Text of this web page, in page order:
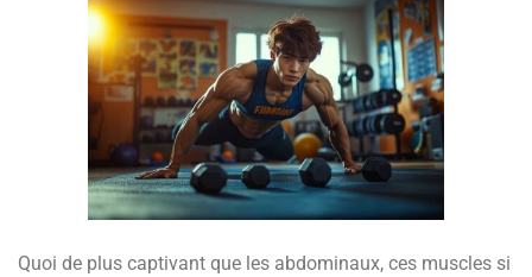
Quoi de plus captivant que les abdominaux, ces muscles si